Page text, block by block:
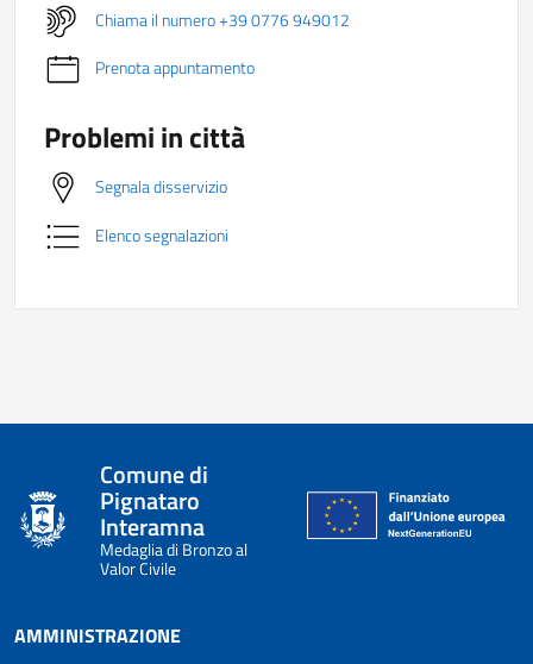
Chiama il numero +39 0776 949012
Prenota appuntamento
Problemi in città
Segnala disservizio
Elenco segnalazioni
Comune di
Pignataro
Interamna
Medaglia di Bronzo al
Valor Civile
AMMINISTRAZIONE